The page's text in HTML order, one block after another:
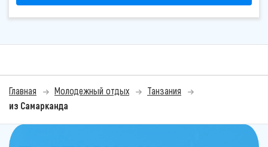
Главная Молодежный отдых
Танзания
из Самарканда